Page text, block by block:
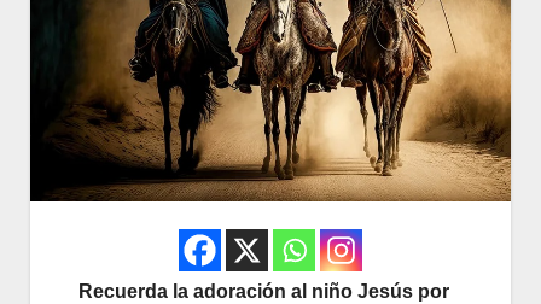
Recuerda la adoración al niño Jesús por